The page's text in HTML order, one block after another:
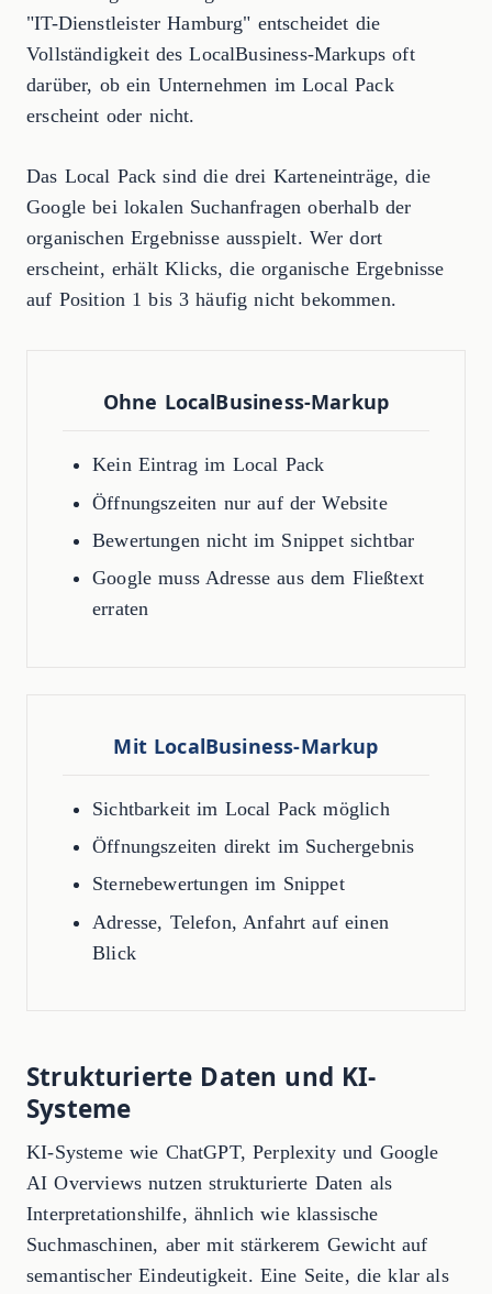
"IT-Dienstleister Hamburg" entscheidet die
Vollständigkeit des LocalBusiness-Markups oft
darüber, ob ein Unternehmen im Local Pack
erscheint oder nicht.
Das Local Pack sind die drei Karteneinträge, die
Google bei lokalen Suchanfragen oberhalb der
organischen Ergebnisse ausspielt. Wer dort
erscheint, erhält Klicks, die organische Ergebnisse
auf Position 1 bis 3 häufig nicht bekommen.
Ohne LocalBusiness-Markup
Kein Eintrag im Local Pack
Öffnungszeiten nur auf der Website
Bewertungen nicht im Snippet sichtbar
Google muss Adresse aus dem Fließtext
erraten
Mit LocalBusiness-Markup
Sichtbarkeit im Local Pack möglich
Öffnungszeiten direkt im Suchergebnis
Sternebewertungen im Snippet
Adresse, Telefon, Anfahrt auf einen
Blick
Strukturierte Daten und KI-
Systeme
KI-Systeme wie ChatGPT, Perplexity und Google
AI Overviews nutzen strukturierte Daten als
Interpretationshilfe, ähnlich wie klassische
Suchmaschinen, aber mit stärkerem Gewicht auf
semantischer Eindeutigkeit. Eine Seite, die klar als